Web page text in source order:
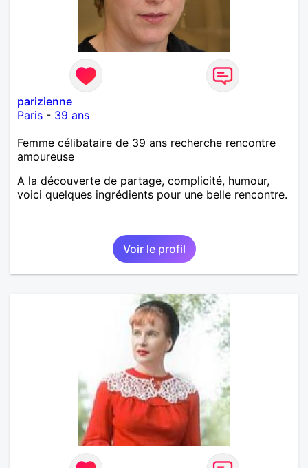
parizienne
Paris - 39 ans
Femme célibataire de 39 ans recherche rencontre
amoureuse
A la découverte de partage, complicité, humour,
voici quelques ingrédients pour une belle rencontre.
Voir le profil